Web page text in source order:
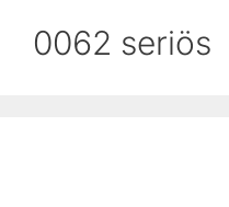
0062 seriös